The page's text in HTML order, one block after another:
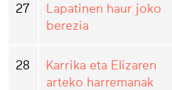
27
Lapatinen haur joko
berezia
28
Karrika eta Elizaren
arteko harremanak